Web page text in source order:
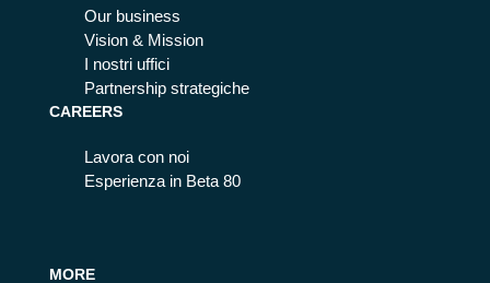
Our business
Vision & Mission
I nostri uffici
Partnership strategiche
CAREERS
Lavora con noi
Esperienza in Beta 80
MORE